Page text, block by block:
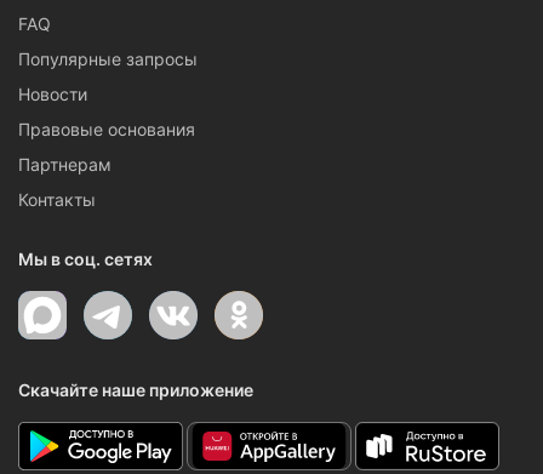
FAQ
Популярные запросы
Новости
Правовые основания
Партнерам
Контакты
Мы в соц. сетях
Скачайте наше приложение